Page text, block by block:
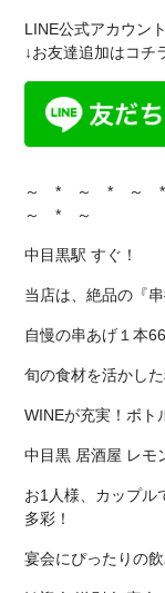
LINE公式アカウ
↓お友達追加はコチ
～ * ～ * ～
～ * ～
中目黒駅 すぐ！
当店は、絶品の『
自慢の串あげ１本
旬の食材を活かし
WINEが充実！ボト
中目黒 居酒屋 レモ
お1人様、カップル
多彩！
宴会にぴったりの